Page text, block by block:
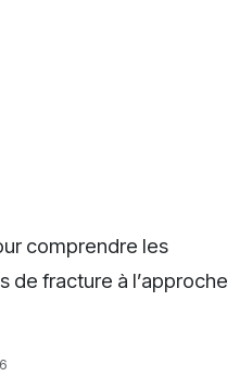
comprendre les
de fracture à l’approche